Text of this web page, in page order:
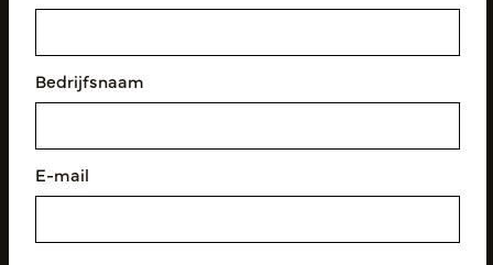
Volg ons
Nieuwsbrief
Abonneer
Bedrijfsnaam
E-mail